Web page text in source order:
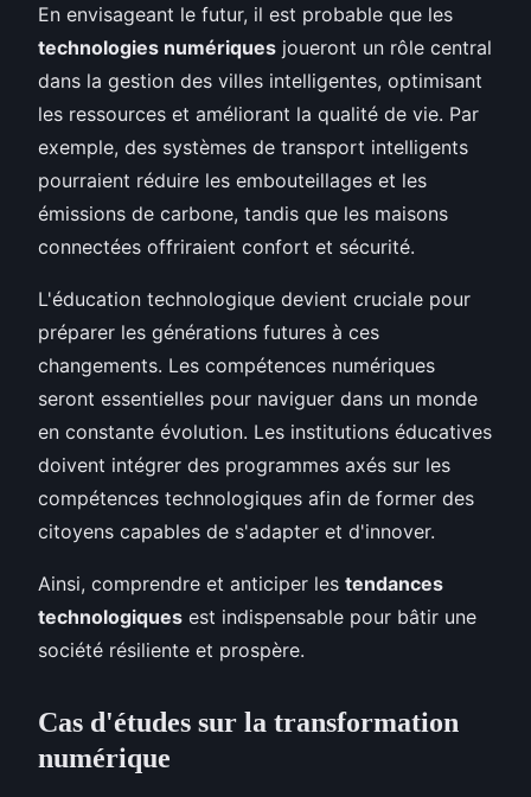
En envisageant le futur, il est probable que les
technologies numériques joueront un rôle central
dans la gestion des villes intelligentes, optimisant
les ressources et améliorant la qualité de vie. Par
exemple, des systèmes de transport intelligents
pourraient réduire les embouteillages et les
émissions de carbone, tandis que les maisons
connectées offriraient confort et sécurité.
L'éducation technologique devient cruciale pour
préparer les générations futures à ces
changements. Les compétences numériques
seront essentielles pour naviguer dans un monde
en constante évolution. Les institutions éducatives
doivent intégrer des programmes axés sur les
compétences technologiques afin de former des
citoyens capables de s'adapter et d'innover.
Ainsi, comprendre et anticiper les tendances
technologiques est indispensable pour bâtir une
société résiliente et prospère.
Cas d'études sur la transformation
numérique